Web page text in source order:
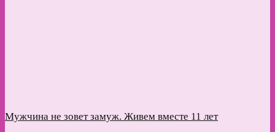
Мужчина не зовет замуж. Живем вместе 11 лет